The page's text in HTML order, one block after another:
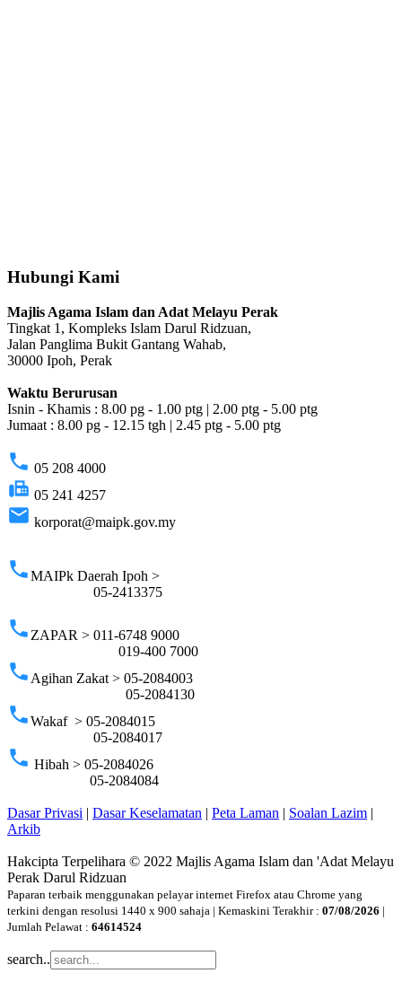
Hubungi Kami
Majlis Agama Islam dan Adat Melayu Perak
Tingkat 1, Kompleks Islam Darul Ridzuan,
Jalan Panglima Bukit Gantang Wahab,
30000 Ipoh, Perak
Waktu Berurusan
Isnin - Khamis : 8.00 pg - 1.00 ptg | 2.00 ptg - 5.00 ptg
Jumaat : 8.00 pg - 12.15 tgh | 2.45 ptg - 5.00 ptg
phone 05 208 4000
fax 05 241 4257
email korporat@maipk.gov.my
phoneMAIPk Daerah Ipoh >
05-2413375
phone ZAPAR > 011-6748 9000
019-400 7000
phone Agihan Zakat > 05-2084003
05-2084130
phoneWakaf > 05-2084015
05-2084017
phone Hibah > 05-2084026
05-2084084
Dasar Privasi | Dasar Keselamatan | Peta Laman | Soalan Lazim |
Arkib
Hakcipta Terpelihara © 2022 Majlis Agama Islam dan 'Adat Melayu
Perak Darul Ridzuan
Paparan terbaik menggunakan pelayar internet Firefox atau Chrome yang
terkini dengan resolusi 1440 x 900 sahaja | Kemaskini Terakhir : 07/08/2026 |
Jumlah Pelawat : 64614524
search..